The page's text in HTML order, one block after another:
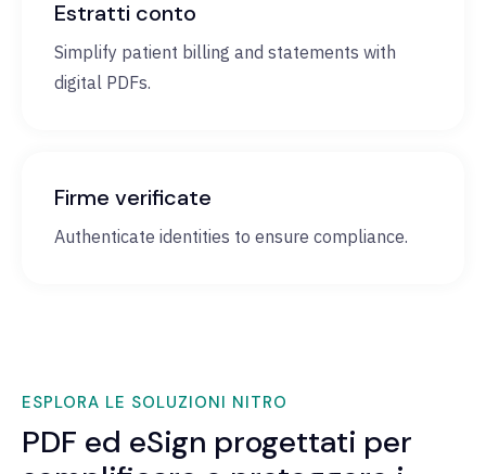
Estratti conto
Simplify patient billing and statements with
digital PDFs.
Firme verificate
Authenticate identities to ensure compliance.
ESPLORA LE SOLUZIONI NITRO
PDF ed eSign progettati per